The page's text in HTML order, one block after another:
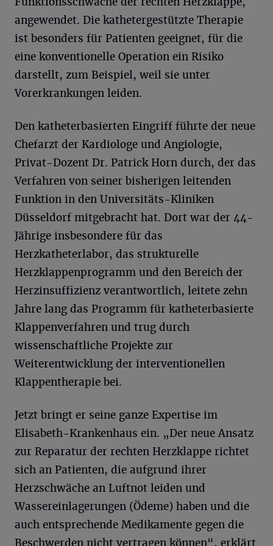
angewendet. Die kathetergestützte Therapie
ist besonders für Patienten geeignet, für die
eine konventionelle Operation ein Risiko
darstellt, zum Beispiel, weil sie unter
Vorerkrankungen leiden.
Den katheterbasierten Eingriff führte der neue
Chefarzt der Kardiologe und Angiologie,
Privat-Dozent Dr. Patrick Horn durch, der das
Verfahren von seiner bisherigen leitenden
Funktion in den Universitäts-Kliniken
Düsseldorf mitgebracht hat. Dort war der 44-
Jährige insbesondere für das
Herzkatheterlabor, das strukturelle
Herzklappenprogramm und den Bereich der
Herzinsuffizienz verantwortlich, leitete zehn
Jahre lang das Programm für katheterbasierte
Klappenverfahren und trug durch
wissenschaftliche Projekte zur
Weiterentwicklung der interventionellen
Klappentherapie bei.
Jetzt bringt er seine ganze Expertise im
Elisabeth-Krankenhaus ein. „Der neue Ansatz
zur Reparatur der rechten Herzklappe richtet
sich an Patienten, die aufgrund ihrer
Herzschwäche an Luftnot leiden und
Wassereinlagerungen (Ödeme) haben und die
auch entsprechende Medikamente gegen die
Beschwerden nicht vertragen können“, erklärt